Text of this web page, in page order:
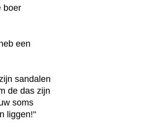
boer
een
sandalen
de das zijn
soms
liggen!"